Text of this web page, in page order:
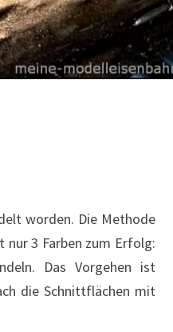
worden. Die Methode
nur 3 Farben zum Erfolg:
Das Vorgehen ist
die Schnittflächen mit